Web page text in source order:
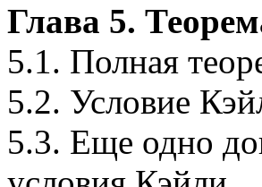
Глава 5.
5.1. Полная
5.2. Условие
5.3. Еще одно